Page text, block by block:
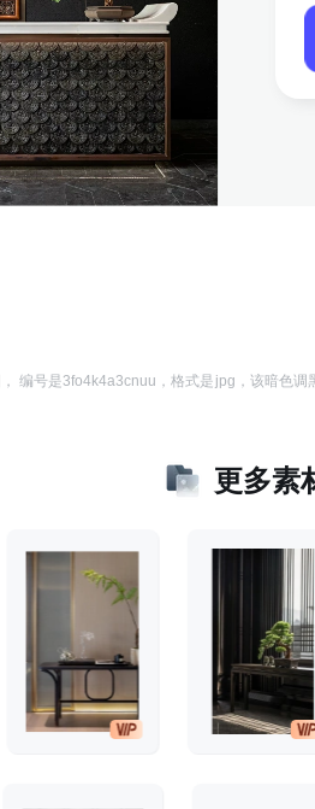
， 编号是3fo4k4a3cnuu ，格式是 jpg ，该暗色调
更多素